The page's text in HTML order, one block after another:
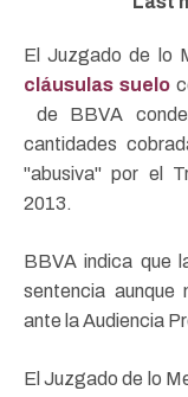
El Juzgado de lo
cláusulas suelo
de BBVA
cantidades
"abusiva" por el
2013.
BBVA indica que
sentencia aunque
ante la Audiencia
El Juzgado de lo